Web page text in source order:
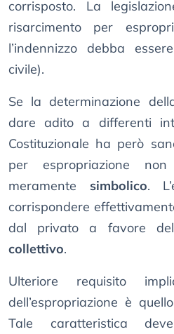
corrisposto. La
risarcimento per
l’indennizzo debba
civile).
Se la determinazione
dare adito a differenti
Costituzionale ha però
per espropriazione
meramente simbolico.
corrispondere
dal privato a favore
collettivo.
Ulteriore requisito
dell’espropriazione è
Tale caratteristica